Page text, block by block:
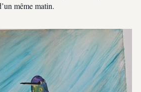
même matin.